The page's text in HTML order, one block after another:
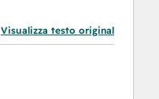
Visualizza testo original